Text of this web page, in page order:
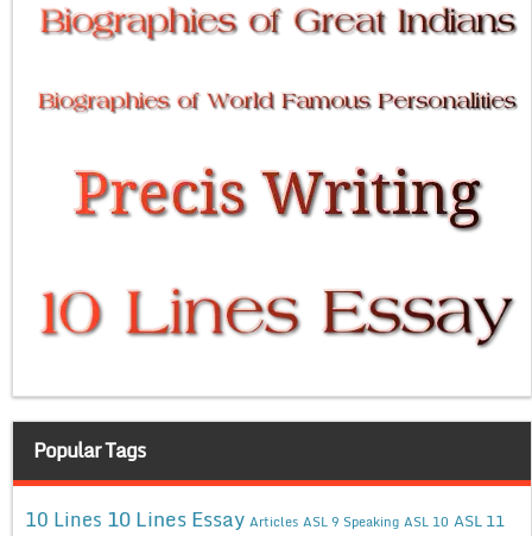
Popular Tags
10 Lines 10 Lines Essay Articles ASL 9 Speaking ASL 10 ASL 11